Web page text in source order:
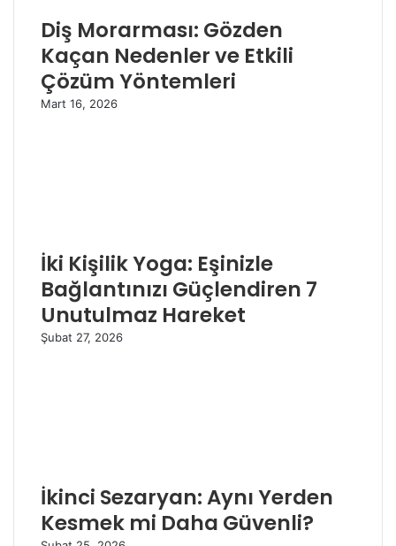
Diş Morarması: Gözden
Kaçan Nedenler ve Etkili
Çözüm Yöntemleri
Mart 16, 2026
İki Kişilik Yoga: Eşinizle
Bağlantınızı Güçlendiren 7
Unutulmaz Hareket
Şubat 27, 2026
İkinci Sezaryan: Aynı Yerden
Kesmek mi Daha Güvenli?